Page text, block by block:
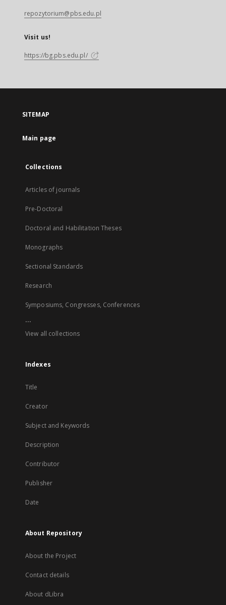
repozytorium@pbs.edu.pl
Visit us!
https://bg.pbs.edu.pl/
SITEMAP
Main page
Collections
Articles of journals
Pre-Doctoral
Doctoral and Habilitation Theses
Monographs
Sectional Standards
Research
Symposiums, Congresses, Conferences
...
View all collections
Indexes
Title
Creator
Subject and Keywords
Description
Contributor
Publisher
Date
About Repository
About the Project
Contact details
About dLibra